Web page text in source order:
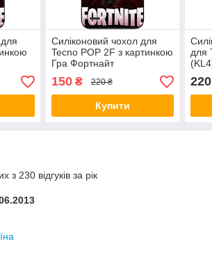
Силіконовий чохол для
Tecno POP 2F з картинкою
Гра Фортнайт
150₴ 220 ₴
Купити
для
220
з 230 відгуків за рік